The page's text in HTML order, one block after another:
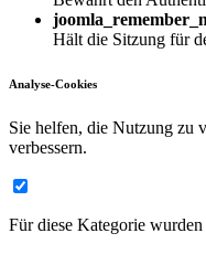
Hält die Sitzung für
Analyse-Cookies
Sie helfen, die Nutzung zu
verbessern.
Für diese Kategorie